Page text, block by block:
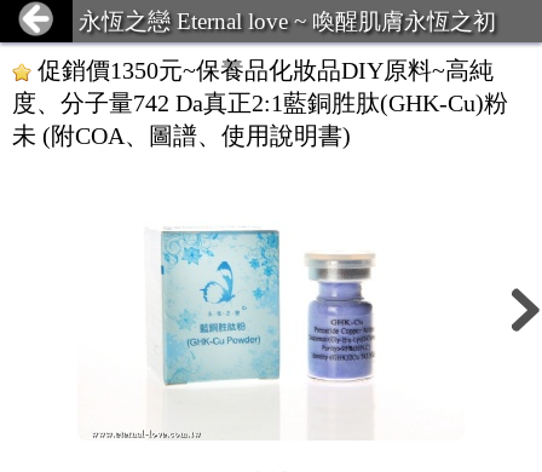
永恆之戀 Eternal love ~ 喚醒肌膚永恆之初
促銷價1350元~保養品化妝品DIY原料~高純
度、分子量742 Da真正2:1藍銅胜肽(GHK-Cu)粉
未 (附COA、圖譜、使用說明書)